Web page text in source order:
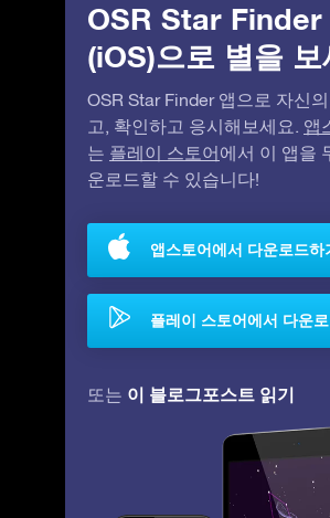
OSR Star Finder
(iOS)으로 별을 보
OSR Star Finder 앱으로 자신
고, 확인하고 응시해보세요. 앱
는 플레이 스토어에서 이 앱을
운로드할 수 있습니다!
앱스토어에서 다운로드하
플레이 스토어에서 다운
또는 이 블로그포스트 읽기